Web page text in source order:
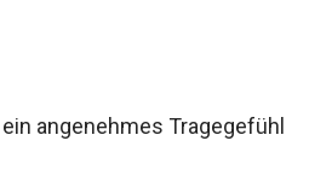
angenehmes Tragegefühl